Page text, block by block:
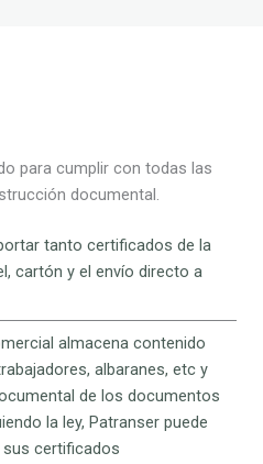
para cumplir con todas las
documental.
tanto certificados de la
cartón y el envío directo a
almacena contenido
albaranes, etc y
de los documentos
la ley, Patranser puede
certificados